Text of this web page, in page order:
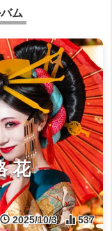
ム
花
2025/10/3 537